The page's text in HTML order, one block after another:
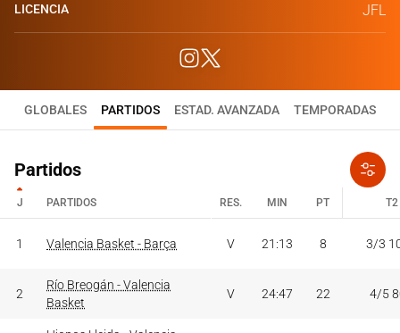
LICENCIA JFL
GLOBALES PARTIDOS ESTAD. AVANZADA TEMPORADAS
Partidos
J PARTIDOS RES. MIN PT T2
1 Valencia Basket - Barça V 21:13 8 3/3
2
Río Breogán - Valencia
Basket
V 24:47 22 4/5